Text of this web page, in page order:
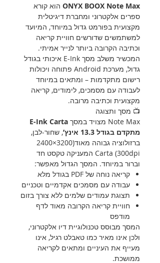
ONYX BOOX Note Max הוא קורא
ספרים אלקטרוני ומחברת דיגיטלית
מקצועית בפורמט גדול במיוחד, המיועד
למשתמשים שדורשים חוויית קריאה
וכתיבה הקרובה ביותר לנייר אמיתי.
המכשיר משלב מסך E-Ink איכותי בגודל
גדול, מערכת Android פתוחה ויכולות
רישום מתקדמות – ומתאים במיוחד
לעבודה עם מסמכים, לימודים, קריאה
מקצועית וכתיבה מרובה.
📺 מסך ותצוגה
Note Max מצויד במסך
E-Ink Carta
מתקדם בגודל 13.3 אינץ’
, שחור-לבן,
ברזולוציה גבוהה מאוד(3200×2400
Carta (300dpi המעניקה טקסט חד
וברור במיוחד. המסך הגדול מאפשר:
קריאה נוחה של PDF בגודל מלא
עבודה עם מסמכים אקדמיים וטכניים
תצוגת עמודים שלמים ללא צורך בזום
חוויית קריאה הקרובה מאוד לדף
מודפס
המסך מבוסס טכנולוגיית דיו אלקטרוני,
ולכן אינו מאיר כמו טאבלט רגיל, אינו
מעייף את העיניים ומתאים לקריאה
ממושכת.